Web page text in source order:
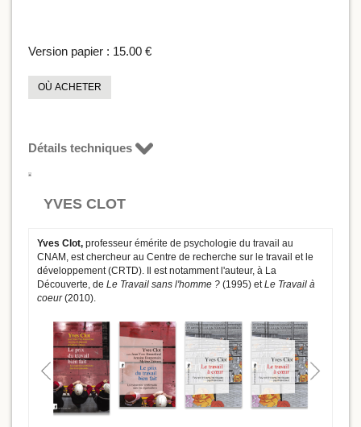
Version papier : 15.00 €
OÙ ACHETER
Détails techniques
YVES CLOT
Yves Clot, professeur émérite de psychologie du travail au
CNAM, est chercheur au Centre de recherche sur le travail et le
développement (CRTD). Il est notamment l'auteur, à La
Découverte, de Le Travail sans l'homme ? (1995) etLe Travail à
coeur(2010).